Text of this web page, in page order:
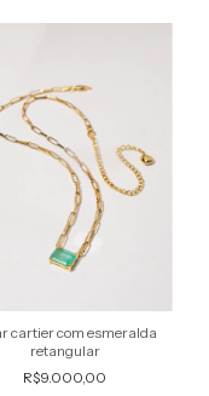
cartier com esmeralda
retangular
R$9.000,00